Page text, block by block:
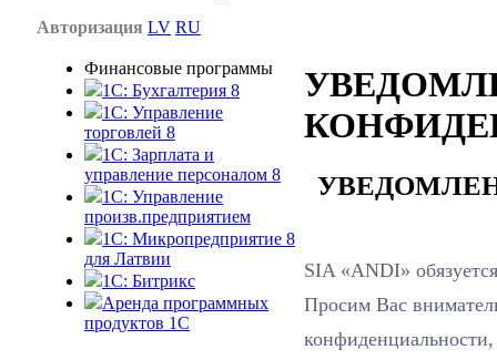
Авторизация LV RU
Финансовые программы
1С: Бухгалтерия 8
1C: Управление
торговлей 8
1C: Зарплата и
управление персоналом 8
1C: Управление
произв.предприятием
1С: Микропредприятие 8
для Латвии
1C: Битрикс
Аренда программных
продуктов 1С
SIA «ANDI»
Просим Вас